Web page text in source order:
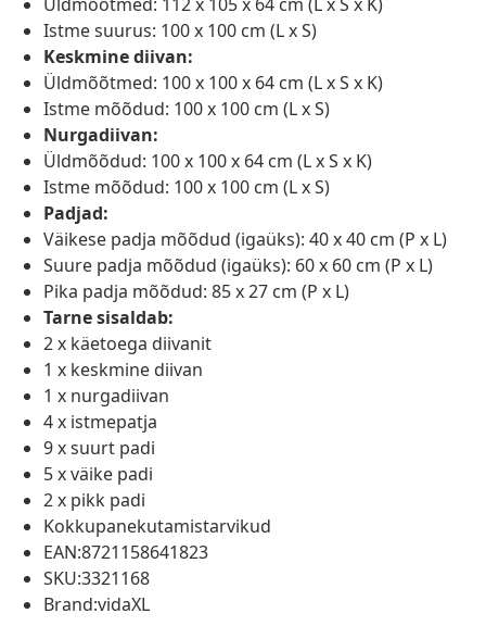
Istme suurus: 100 x 100 cm (L x S)
Keskmine diivan:
Üldmõõtmed: 100 x 100 x 64 cm (L x S x K)
Istme mõõdud: 100 x 100 cm (L x S)
Nurgadiivan:
Üldmõõdud: 100 x 100 x 64 cm (L x S x K)
Istme mõõdud: 100 x 100 cm (L x S)
Padjad:
Väikese padja mõõdud (igaüks): 40 x 40 cm (P x L)
Suure padja mõõdud (igaüks): 60 x 60 cm (P x L)
Pika padja mõõdud: 85 x 27 cm (P x L)
Tarne sisaldab:
2 x käetoega diivanit
1 x keskmine diivan
1 x nurgadiivan
4 x istmepatja
9 x suurt padi
5 x väike padi
2 x pikk padi
Kokkupanekutamistarvikud
EAN:8721158641823
SKU:3321168
Brand:vidaXL